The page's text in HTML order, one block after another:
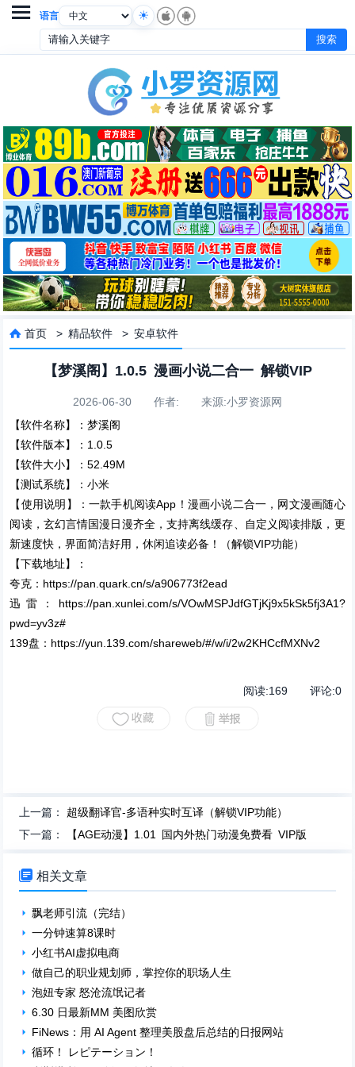
语言

 首页 >精品软件 >安卓软件
【梦溪阁】1.0.5 漫画小说二合一 解锁VIP
2026-06-30 作者: 来源:小罗资源网
【软件名称】：梦溪阁
【软件版本】：1.0.5
【软件大小】：52.49M
【测试系统】：小米
【使用说明】：一款手机阅读App！漫画小说二合一，网文漫画随心
阅读，玄幻言情国漫日漫齐全，支持离线缓存、自定义阅读排版，更
新速度快，界面简洁好用，休闲追读必备！（解锁VIP功能）
【下载地址】：
夸克：https://pan.quark.cn/s/a906773f2ead
迅雷：https://pan.xunlei.com/s/VOwMSPJdfGTjKj9x5kSk5fj3A1?
pwd=yv3z#
139盘：https://yun.139.com/shareweb/#/w/i/2w2KHCcfMXNv2
阅读:169评论:0
上一篇： 超级翻译官-多语种实时互译（解锁VIP功能）
下一篇：
【AGE动漫】1.01 国内外热门动漫免费看 VIP版
 相关文章
飘老师引流（完结）
一分钟速算8课时
小红书AI虚拟电商
做自己的职业规划师，掌控你的职场人生
泡妞专家 怒沧流氓记者
6.30 日最新MM 美图欣赏
FiNews：用 AI Agent 整理美股盘后总结的日报网站
循环！ レピテーション！